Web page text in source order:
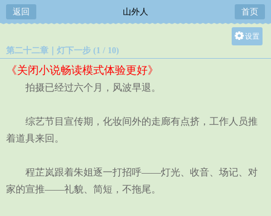
返回 山外人 首页
设置
第二十二章｜灯下一步 (1 / 10)
《关闭小说畅读模式体验更好》
拍摄已经过六个月，风波早退。
综艺节目宣传期，化妆间外的走廊有点挤，工作人员推
着道具来回。
程芷岚跟着朱姐逐一打招呼——灯光、收音、场记、对
家的宣推——礼貌、简短，不拖尾。